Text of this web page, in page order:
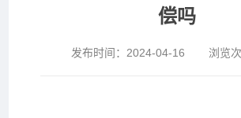
偿吗
发布时间： 2024-04-16 浏览次